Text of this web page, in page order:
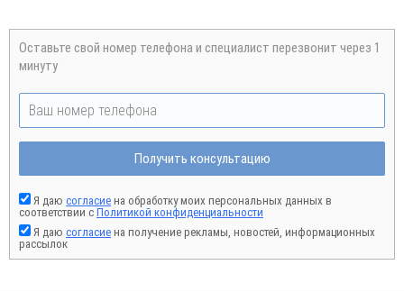
Оставьте свой номер телефона и специалист перезвонит через 1
минуту
Получить консультацию
Я даю согласие на обработку моих персональных данных в
соответствии с Политикой конфиденциальности
Я даю согласие на получение рекламы, новостей, информационных
рассылок